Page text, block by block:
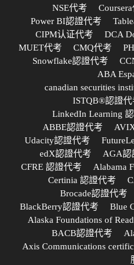
NSE代考
Coursera
Power BI認證代考
CIPM认证代考
DCA
MUET代考
CMQ代考
Snowflake認證代考
ABA
canadian securities
ISTQB®認證代
LinkedIn Learning
ABBE認證代考
Udacity認證代考
edX認證代考
AGA認
CFRE 認證代考
Alabama
Certinia 認證代考
Brocade認證代考
BlackBerry認證代考
Blue
Alaska Foundations of
BACB認證代考
Axis Communications